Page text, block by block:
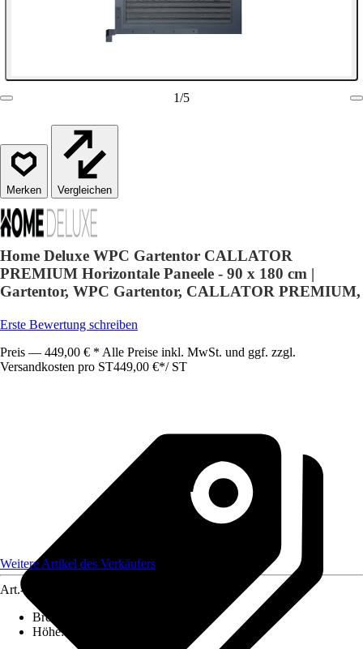
1/5
Vergleichen
Home Deluxe WPC Gartentor CALLATOR
PREMIUM Horizontale Paneele - 90 x 180 cm |
Gartentor, WPC Gartentor, CALLATOR PREMIUM,
Erste Bewertung schreiben
Preis — 449,00 € * Alle Preise inkl. MwSt. und ggf. zzgl.
Versandkosten pro ST449,00 €*/ ST
Weitere Artikel des Verkäufers
Art.-Nr.
Breite
Höhe: